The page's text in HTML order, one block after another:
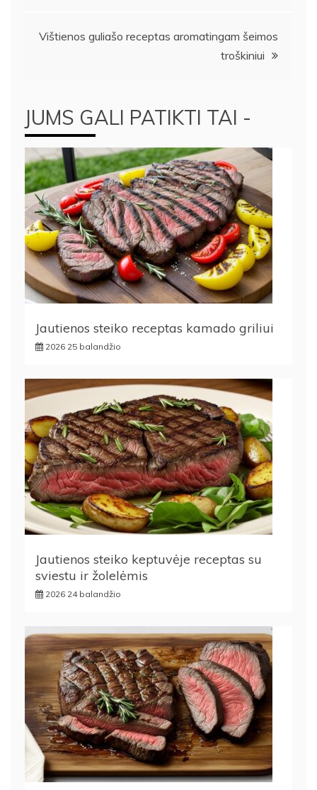
įrašų
Vištienos guliašo receptas aromatingam šeimos
troškiniui
JUMS GALI PATIKTI TAI -
Jautienos steiko receptas kamado griliui
2026 25 balandžio
Jautienos steiko keptuvėje receptas su
sviestu ir žolelėmis
2026 24 balandžio